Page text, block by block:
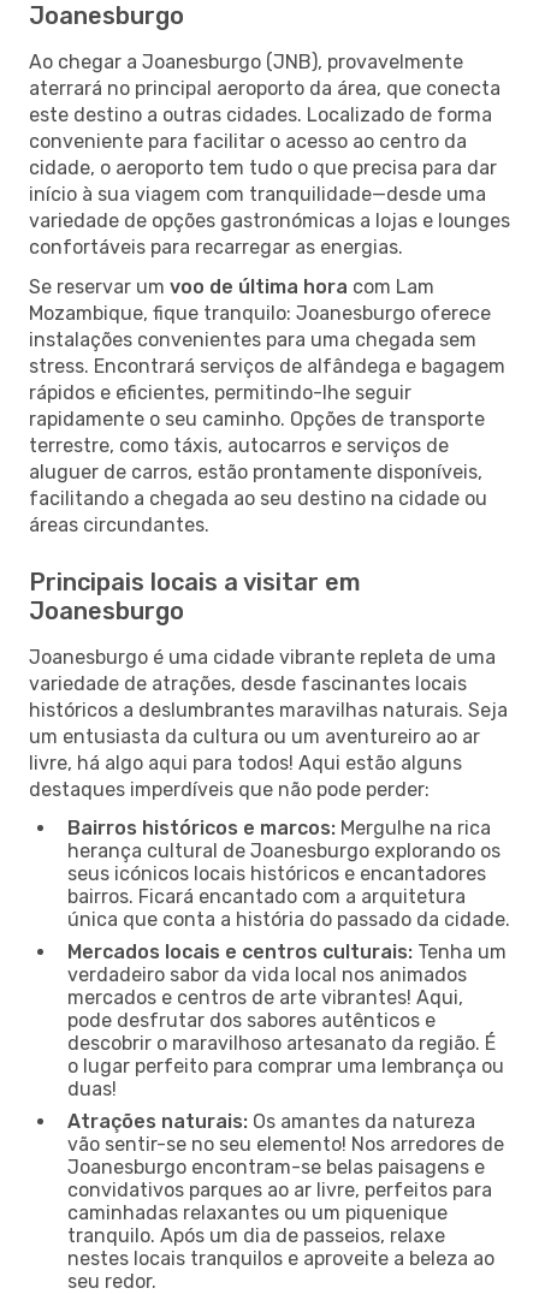
Joanesburgo
Ao chegar a Joanesburgo (JNB), provavelmente
aterrará no principal aeroporto da área, que conecta
este destino a outras cidades. Localizado de forma
conveniente para facilitar o acesso ao centro da
cidade, o aeroporto tem tudo o que precisa para dar
início à sua viagem com tranquilidade—desde uma
variedade de opções gastronómicas a lojas e lounges
confortáveis para recarregar as energias.
Se reservar um voo de última hora com Lam
Mozambique, fique tranquilo: Joanesburgo oferece
instalações convenientes para uma chegada sem
stress. Encontrará serviços de alfândega e bagagem
rápidos e eficientes, permitindo-lhe seguir
rapidamente o seu caminho. Opções de transporte
terrestre, como táxis, autocarros e serviços de
aluguer de carros, estão prontamente disponíveis,
facilitando a chegada ao seu destino na cidade ou
áreas circundantes.
Principais locais a visitar em
Joanesburgo
Joanesburgo é uma cidade vibrante repleta de uma
variedade de atrações, desde fascinantes locais
históricos a deslumbrantes maravilhas naturais. Seja
um entusiasta da cultura ou um aventureiro ao ar
livre, há algo aqui para todos! Aqui estão alguns
destaques imperdíveis que não pode perder:
Bairros históricos e marcos: Mergulhe na rica
herança cultural de Joanesburgo explorando os
seus icónicos locais históricos e encantadores
bairros. Ficará encantado com a arquitetura
única que conta a história do passado da cidade.
Mercados locais e centros culturais: Tenha um
verdadeiro sabor da vida local nos animados
mercados e centros de arte vibrantes! Aqui,
pode desfrutar dos sabores autênticos e
descobrir o maravilhoso artesanato da região. É
o lugar perfeito para comprar uma lembrança ou
duas!
Atrações naturais: Os amantes da natureza
vão sentir-se no seu elemento! Nos arredores de
Joanesburgo encontram-se belas paisagens e
convidativos parques ao ar livre, perfeitos para
caminhadas relaxantes ou um piquenique
tranquilo. Após um dia de passeios, relaxe
nestes locais tranquilos e aproveite a beleza ao
seu redor.